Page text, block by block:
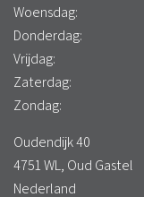
Woensdag:
Donderdag:
Vrijdag:
Zaterdag:
Zondag:
Oudendijk 40
4751 WL, Oud Gastel
Nederland